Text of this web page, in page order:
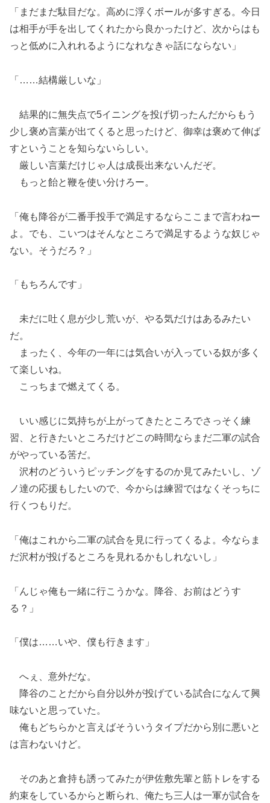
「まだまだ駄目だな。高めに浮くボールが多すぎる。今日
は相手が手を出してくれたから良かったけど、次からはも
っと低めに入れれるようになれなきゃ話にならない」
「……結構厳しいな」
結果的に無失点で5イニングを投げ切ったんだからもう
少し褒め言葉が出てくると思ったけど、御幸は褒めて伸ば
すということを知らないらしい。
厳しい言葉だけじゃ人は成長出来ないんだぞ。
もっと飴と鞭を使い分けろー。
「俺も降谷が二番手投手で満足するならここまで言わねー
よ。でも、こいつはそんなところで満足するような奴じゃ
ない。そうだろ？」
「もちろんです」
未だに吐く息が少し荒いが、やる気だけはあるみたい
だ。
まったく、今年の一年には気合いが入っている奴が多く
て楽しいね。
こっちまで燃えてくる。
いい感じに気持ちが上がってきたところでさっそく練
習、と行きたいところだけどこの時間ならまだ二軍の試合
がやっている筈だ。
沢村のどういうピッチングをするのか見てみたいし、ゾ
ノ達の応援もしたいので、今からは練習ではなくそっちに
行くつもりだ。
「俺はこれから二軍の試合を見に行ってくるよ。今ならま
だ沢村が投げるところを見れるかもしれないし」
「んじゃ俺も一緒に行こうかな。降谷、お前はどうす
る？」
「僕は……いや、僕も行きます」
へぇ、意外だな。
降谷のことだから自分以外が投げている試合になんて興
味ないと思っていた。
俺もどちらかと言えばそういうタイプだから別に悪いと
は言わないけど。
そのあと倉持も誘ってみたが伊佐敷先輩と筋トレをする
約束をしているからと断られ、俺たち三人は一軍が試合を